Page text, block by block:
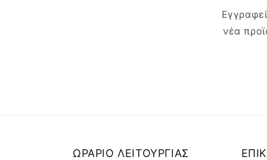
νέα
ΩΡΑΡΙΟ ΛΕΙΤΟΥΡΓΙΑΣ